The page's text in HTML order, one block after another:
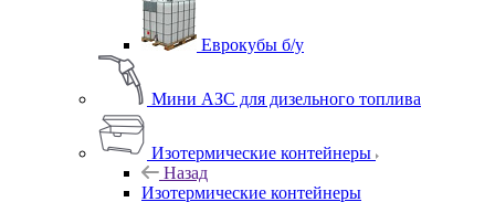
Еврокубы б/у
Мини АЗС для дизельного топлива
Изотермические контейнеры
Назад
Изотермические контейнеры